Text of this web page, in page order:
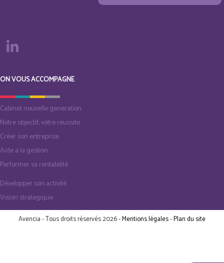
ON VOUS ACCOMPAGNE
Cabinet nouvelle generation
Notre objectif, votre reussite
Créer son entreprise
Aide a la gestion
Performer sa rentabilité
Développer son activité
Vision strategique
Avencia - Tous droits réservés 2026 -Mentions légales-Plan du site